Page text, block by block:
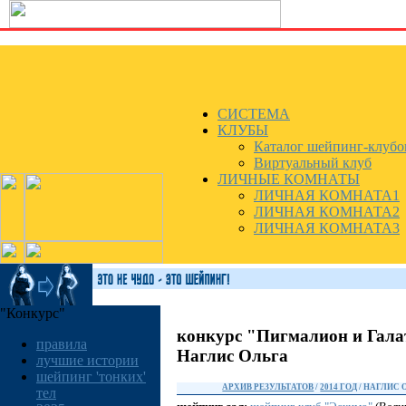
СИСТЕМА
КЛУБЫ
Каталог шейпинг-
Виртуальный клуб
ЛИЧНЫЕ КОМНАТЫ
ЛИЧНАЯ КОМНАТА1
ЛИЧНАЯ КОМНАТА2
ЛИЧНАЯ КОМНАТА3
"Конкурс"
правила
лучшие истории
шейпинг 'тонких'
тел
конкурс "Пигмалион и
Наглис Ольга
АРХИВ РЕЗУЛЬТАТОВ /2014 ГОД / НАГЛИС